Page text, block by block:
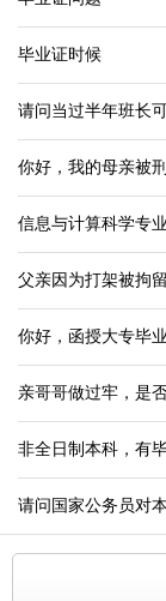
毕业证时候
请问当过半年班长
你好，我的母亲被
信息与计算科学专
父亲因为打架被拘
你好，函授大专毕
亲哥哥做过牢，是
非全日制本科，有
请问国家公务员对